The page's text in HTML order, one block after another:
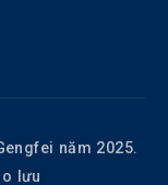
năm 2025.
lưu